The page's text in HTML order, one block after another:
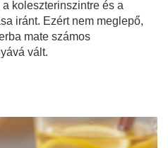
koleszterinszintre és a
iránt. Ezért nem meglepő,
mate számos
vált.